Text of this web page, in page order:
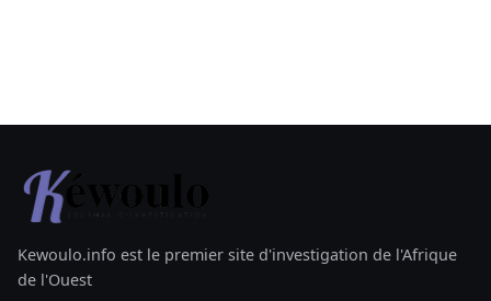
Kewoulo.info est le premier site d'investigation de l'Afrique
de l'Ouest